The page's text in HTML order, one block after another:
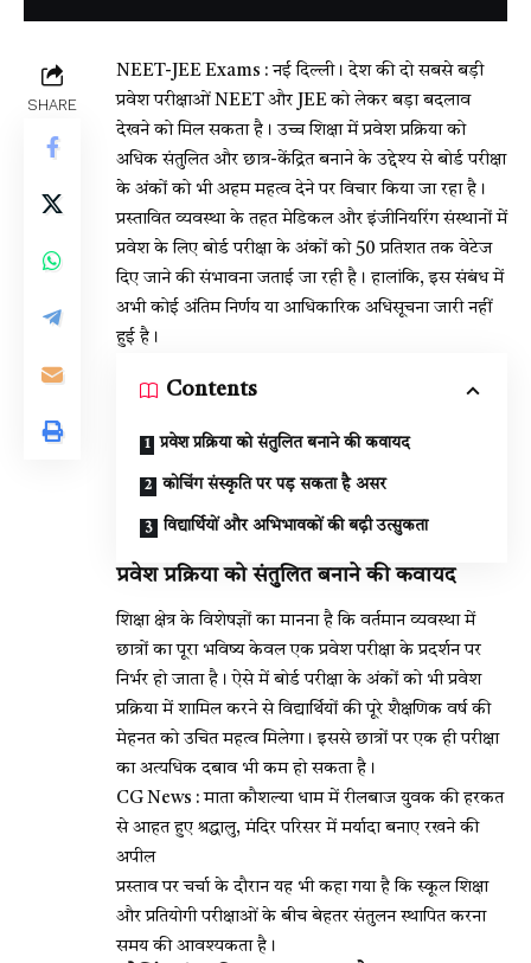
SHARE
NEET-JEE Exams : नई दिल्ली। देश की दो सबसे बड़ी
प्रवेश परीक्षाओं NEET और JEE को लेकर बड़ा बदलाव
देखने को मिल सकता है। उच्च शिक्षा में प्रवेश प्रक्रिया को
अधिक संतुलित और छात्र-केंद्रित बनाने के उद्देश्य से बोर्ड परीक्षा
के अंकों को भी अहम महत्व देने पर विचार किया जा रहा है।
प्रस्तावित व्यवस्था के तहत मेडिकल और इंजीनियरिंग संस्थानों में
प्रवेश के लिए बोर्ड परीक्षा के अंकों को 50 प्रतिशत तक वेटेज
दिए जाने की संभावना जताई जा रही है। हालांकि, इस संबंध में
अभी कोई अंतिम निर्णय या आधिकारिक अधिसूचना जारी नहीं
हुई है।
Contents
प्रवेश प्रक्रिया को संतुलित बनाने की कवायद
कोचिंग संस्कृति पर पड़ सकता है असर
विद्यार्थियों और अभिभावकों की बढ़ी उत्सुकता
प्रवेश प्रक्रिया को संतुलित बनाने की कवायद
शिक्षा क्षेत्र के विशेषज्ञों का मानना है कि वर्तमान व्यवस्था में
छात्रों का पूरा भविष्य केवल एक प्रवेश परीक्षा के प्रदर्शन पर
निर्भर हो जाता है। ऐसे में बोर्ड परीक्षा के अंकों को भी प्रवेश
प्रक्रिया में शामिल करने से विद्यार्थियों की पूरे शैक्षणिक वर्ष की
मेहनत को उचित महत्व मिलेगा। इससे छात्रों पर एक ही परीक्षा
का अत्यधिक दबाव भी कम हो सकता है।
CG News : माता कौशल्या धाम में रीलबाज युवक की हरकत
से आहत हुए श्रद्धालु, मंदिर परिसर में मर्यादा बनाए रखने की
अपील
प्रस्ताव पर चर्चा के दौरान यह भी कहा गया है कि स्कूल शिक्षा
और प्रतियोगी परीक्षाओं के बीच बेहतर संतुलन स्थापित करना
समय की आवश्यकता है।